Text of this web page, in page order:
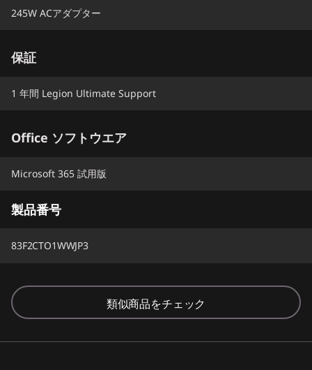
245W ACアダプター
保証
1 年間 Legion Ultimate Support
Office ソフトウエア
Microsoft 365 試用版
製品番号
83F2CTO1WWJP3
類似商品をチェック